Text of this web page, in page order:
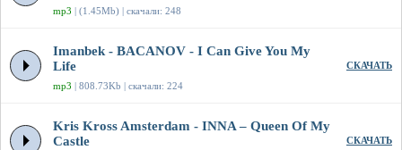
mp3 | (1.45Mb) | скачали: 248
Imanbek - BACANOV - I Can Give You My
Life
mp3 | 808.73Kb | скачали: 224
СКАЧАТЬ
Kris Kross Amsterdam - INNA – Queen Of My
Castle
СКАЧАТЬ